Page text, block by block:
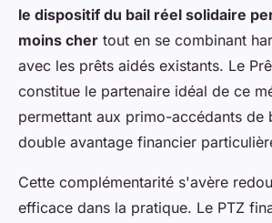
le dispositif du bail réel solidaire
moins cher tout en se combinant
avec les prêts aidés existants. Le
constitue le partenaire idéal de ce
permettant aux primo-accédants de
double avantage financier
Cette complémentarité s'avère
efficace dans la pratique. Le PTZ